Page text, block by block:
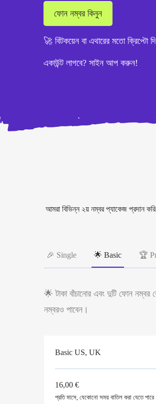
ফোন নম্বর কিনুন
🚀 বিটকয়েন বা এথারের মতো ক্রিপ্টো
একাউন্ট লাগবে? সাইন আপ করুন!
আমরা বিভিন্ন ২য় নম্বর প্যাকেজ প্রদান
🎉 Single 🌟 Basic 🏆
🌟 টাকা বাঁচানোর এবং দুটি ফোন নম্বর
নম্বরও পাবেন।
Basic US, UK
16,00 €
প্রতি মাসে, যেকোনো সময় বাতিল করা যেতে পারে